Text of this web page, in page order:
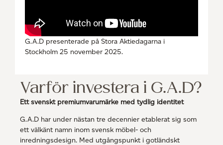
G.A.D presenterade på Stora Aktiedagarna i
Stockholm 25 november 2025.
Varför investera i G.A.D?
Ett svenskt premiumvarumärke med tydlig identitet
G.A.D har under nästan tre decennier etablerat sig som
ett välkänt namn inom svensk möbel- och
inredningsdesign. Med utgångspunkt i gotländskt